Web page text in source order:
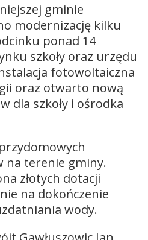
gminie
modernizację kilku
ponad 14
szkoły oraz urzędu
fotowoltaiczna
oraz otwarto nową
dla szkoły i ośrodka
na terenie gminy.
złotych dotacji
na dokończenie
wody.